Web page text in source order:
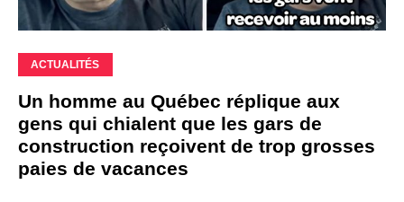
ACTUALITÉS
Un homme au Québec réplique aux
gens qui chialent que les gars de
construction reçoivent de trop grosses
paies de vacances